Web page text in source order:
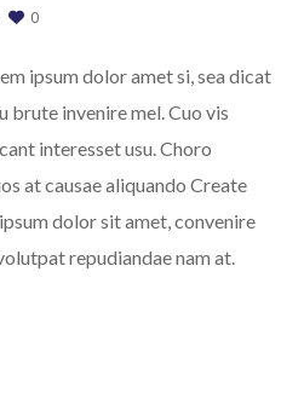
0
ipsum dolor amet si, sea dicat
brute invenire mel. Cuo vis
interesset usu. Choro
at causae aliquando Create
dolor sit amet, convenire
repudiandae nam at.